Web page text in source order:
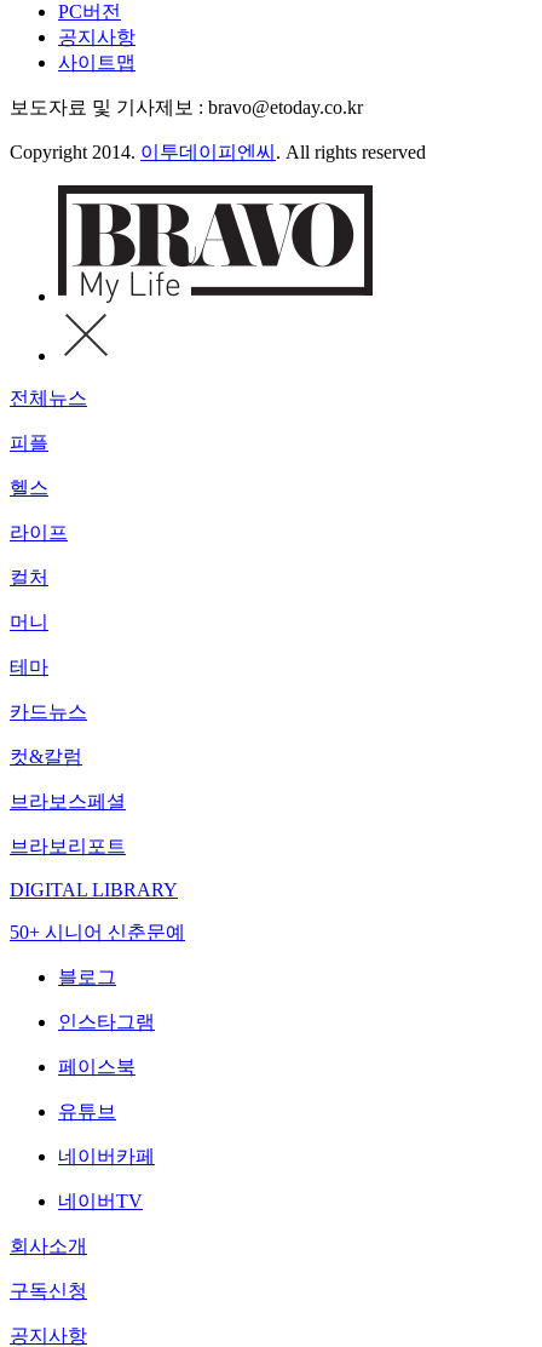
PC버전
공지사항
사이트맵
보도자료 및 기사제보 : bravo@etoday.co.kr
Copyright 2014. 이투데이피엔씨 . All rights reserved
전체뉴스
피플
헬스
라이프
컬처
머니
테마
카드뉴스
컷&칼럼
브라보스페셜
브라보리포트
DIGITAL LIBRARY
50+ 시니어 신춘문예
블로그
인스타그램
페이스북
유튜브
네이버카페
네이버TV
회사소개
구독신청
공지사항